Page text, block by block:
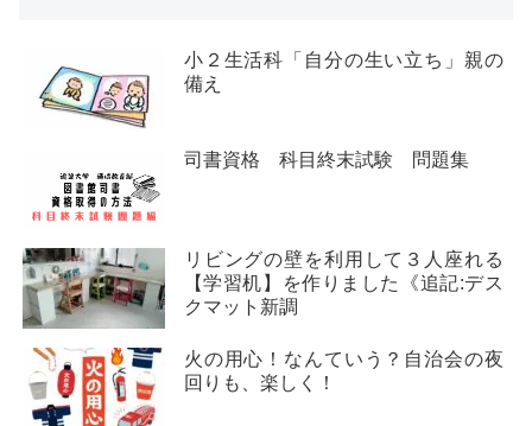
小２生活科「自分の生い立ち」親の
備え
司書資格 科目終末試験 問題集
リビングの壁を利用して３人座れる
【学習机】を作りました《追記:デス
クマット新調
火の用心！なんていう？自治会の夜
回りも、楽しく！